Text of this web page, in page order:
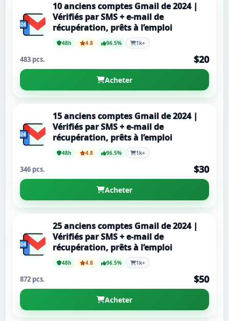
10 anciens comptes Gmail de 2024 |
Vérifiés par SMS + e-mail de
récupération, prêts à l’emploi
48h 4.8 96.5% 1k+
483 pcs. $20
Acheter
15 anciens comptes Gmail de 2024 |
Vérifiés par SMS + e-mail de
récupération, prêts à l’emploi
48h 4.8 96.5% 1k+
346 pcs. $30
Acheter
25 anciens comptes Gmail de 2024 |
Vérifiés par SMS + e-mail de
récupération, prêts à l’emploi
48h 4.8 96.5% 1k+
872 pcs. $50
Acheter